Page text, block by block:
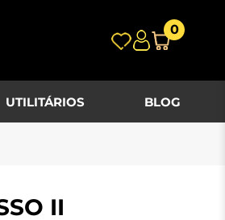
0
UTILITÁRIOS BLOG
II